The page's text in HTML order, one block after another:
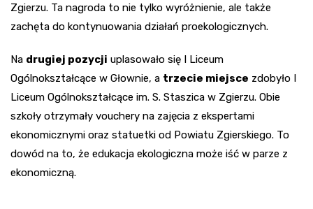
Zgierzu. Ta nagroda to nie tylko wyróżnienie, ale także
zachęta do kontynuowania działań proekologicznych.
Na drugiej pozycji uplasowało się I Liceum
Ogólnokształcące w Głownie, a trzecie miejsce zdobyło I
Liceum Ogólnokształcące im. S. Staszica w Zgierzu. Obie
szkoły otrzymały vouchery na zajęcia z ekspertami
ekonomicznymi oraz statuetki od Powiatu Zgierskiego. To
dowód na to, że edukacja ekologiczna może iść w parze z
ekonomiczną.